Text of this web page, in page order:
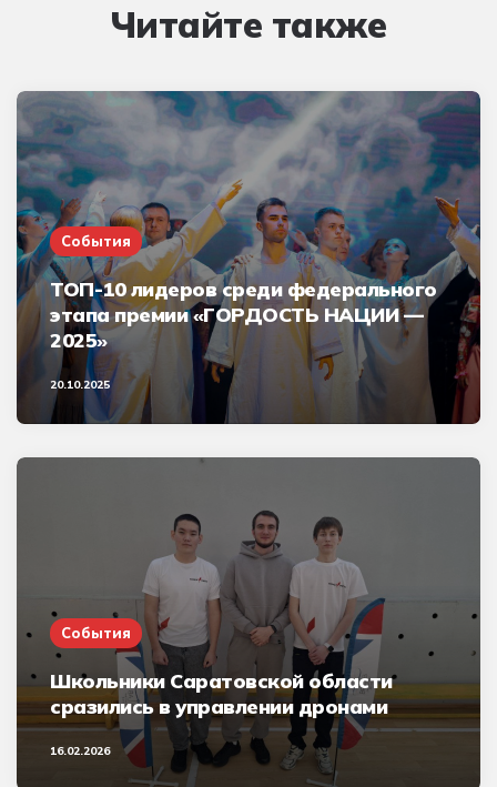
Читайте также
События
ТОП-10 лидеров среди федерального
этапа премии «ГОРДОСТЬ НАЦИИ —
2025»
20.10.2025
События
Школьники Саратовской области
сразились в управлении дронами
16.02.2026